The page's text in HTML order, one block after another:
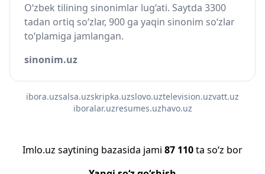
O‘zbek tilining sinonimlar lug‘ati. Saytda 3300
tadan ortiq so‘zlar, 900 ga yaqin sinonim so‘zlar
to‘plamiga jamlangan.
sinonim.uz
ibora.uzsalsa.uzskripka.uzslovo.uztelevision.uzvatt.uz
iboralar.uzresumes.uzhavo.uz
Imlo.uz saytining bazasida jami 87 110ta so‘z bor